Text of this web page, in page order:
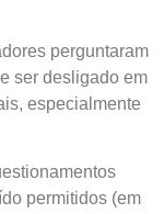
perguntaram
ser desligado em
especialmente
permitidos (em